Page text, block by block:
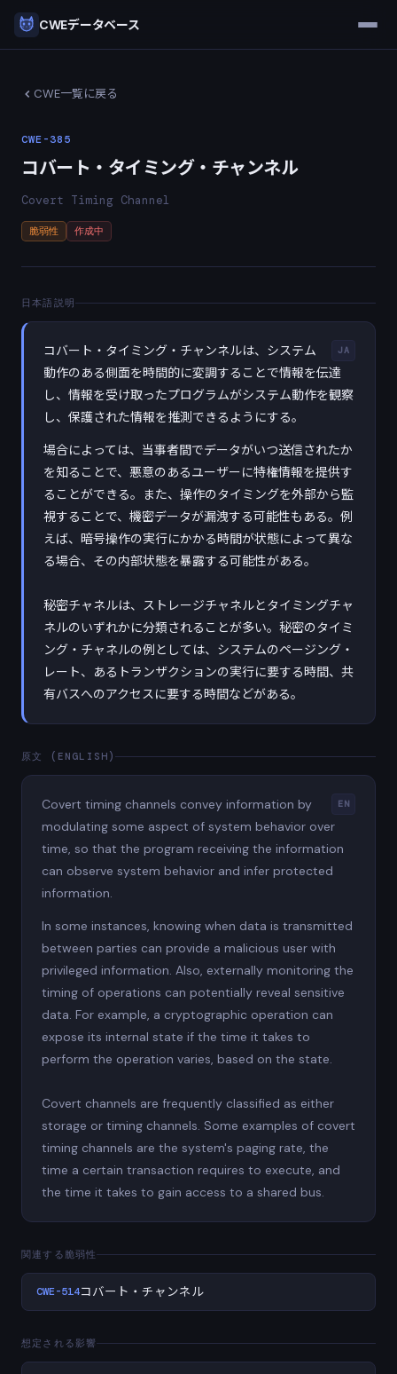
CWEデータベース
CWE一覧に戻る
CWE-385
コバート・タイミング・チャンネル
Covert Timing Channel
脆弱性 作成中
日本語説明
JA
コバート・タイミング・チャンネルは、システム
動作のある側面を時間的に変調することで情報を伝達
し、情報を受け取ったプログラムがシステム動作を観察
し、保護された情報を推測できるようにする。
場合によっては、当事者間でデータがいつ送信されたか
を知ることで、悪意のあるユーザーに特権情報を提供す
ることができる。また、操作のタイミングを外部から監
視することで、機密データが漏洩する可能性もある。例
えば、暗号操作の実行にかかる時間が状態によって異な
る場合、その内部状態を暴露する可能性がある。
秘密チャネルは、ストレージチャネルとタイミングチャ
ネルのいずれかに分類されることが多い。秘密のタイミ
ング・チャネルの例としては、システムのページング・
レート、あるトランザクションの実行に要する時間、共
有バスへのアクセスに要する時間などがある。
原文 (ENGLISH)
EN
Covert timing channels convey information by
modulating some aspect of system behavior over
time, so that the program receiving the information
can observe system behavior and infer protected
information.
In some instances, knowing when data is transmitted
between parties can provide a malicious user with
privileged information. Also, externally monitoring the
timing of operations can potentially reveal sensitive
data. For example, a cryptographic operation can
expose its internal state if the time it takes to
perform the operation varies, based on the state.
Covert channels are frequently classified as either
storage or timing channels. Some examples of covert
timing channels are the system's paging rate, the
time a certain transaction requires to execute, and
the time it takes to gain access to a shared bus.
関連する脆弱性
CWE-514コバート・チャンネル
想定される影響